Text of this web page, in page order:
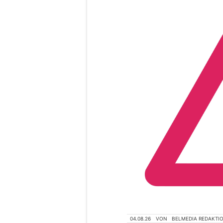
04.08.26 VON BELMEDIA